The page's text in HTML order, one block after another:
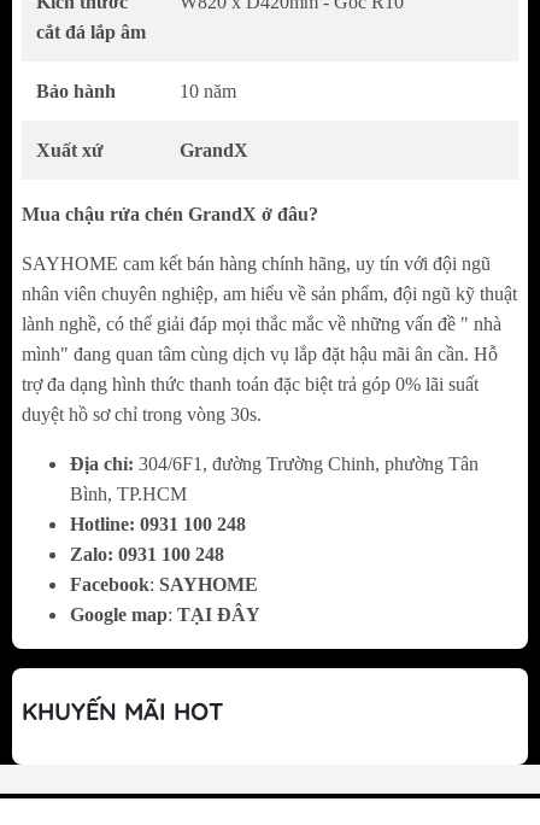
Thiết kế 1 hố lớn kích thước 825 × 365 mm
Dễ dàng rửa xoong nồi kích thước lớn
ngoài
gia đình
Góc Bo R10 – Dễ Vệ Sinh Và An Toàn
Các góc bo R10 mềm mại, hạn chế va chạm
khi thao tác
Giảm tích tụ cặn bẩn tại các góc cạnh
và nhẹ nhàng hơn
Inox SUS304 Cao Cấp – Bền Vững Theo Thời
Gian
Sử dụng inox SUS304 18/8 nhập khẩu, an
toàn cho sức khỏe
Khả năng chống gỉ sét, chống ăn mòn khi tiếp
cắt đá lắp âm
Bảo hành 10 năm
Xuất xứ GrandX
Mua chậu rửa chén GrandX ở đâu?
SAYHOME cam kết bán hàng chính hãng, uy tín với đội ngũ
nhân viên chuyên nghiệp, am hiểu về sản phẩm, đội ngũ kỹ thuật
lành nghề, có thể giải đáp mọi thắc mắc về những vấn đề " nhà
mình" đang quan tâm cùng dịch vụ lắp đặt hậu mãi ân cần. Hỗ
trợ đa dạng hình thức thanh toán đặc biệt trả góp 0% lãi suất
duyệt hồ sơ chỉ trong vòng 30s.
Địa chỉ: 304/6F1, đường Trường Chinh, phường Tân
Bình, TP.HCM
Hotline: 0931 100 248
Zalo: 0931 100 248
Facebook: SAYHOME
Google map: TẠI ĐÂY
KHUYẾN MÃI HOT